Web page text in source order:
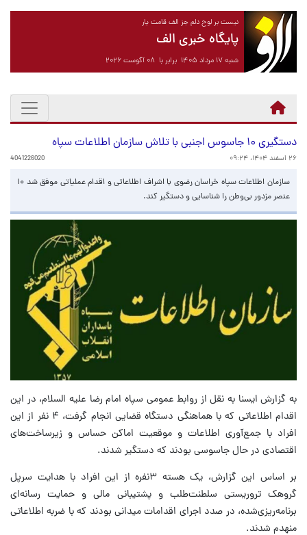
نیست بر لوح دلم جز الف قامت یار
پایگاه خبری الف
شنبه ۱۷ مرداد ۱۴۰۵ برابر با ۰۸ آگوست ۲۰۲۶
دستگیری ۱۰ جاسوس اجنبی با تلاش سازمان اطلاعات سپاه
۲۶ اسفند ۱۴۰۴، ۰۹:۲۴ 4041226020
سازمان اطلاعات سپاه خراسان رضوی با اشراف اطلاعاتی و اقدام عملیاتی موفق شد ۱۰
عنصر مزدور بی‌وطن را شناسایی و دستگیر کند.
به گزارش ایسنا به نقل از روابط عمومی سپاه امام رضا علیه السلام، در این
اقدام اطلاعاتی که با هماهنگی دستگاه قضایی انجام گرفت، ۴ نفر از این
افراد با جمع‌آوری اطلاعات و موقعیت اماکن حساس و زیرساخت‌های
اقتصادی در حال جاسوسی بودند که دستگیر شدند.
بر اساس این گزارش، یک هسته ۳نفره از این افراد با هدایت سرپل
گروهک تروریستی سلطنت‌طلب و پشتیبانی مالی و حمایت رسانه‌ای
برنامه‌ریزی‌شده، در صدد اجرای اقدامات میدانی بودند که با ضربه اطلاعاتی
منهدم شدند.